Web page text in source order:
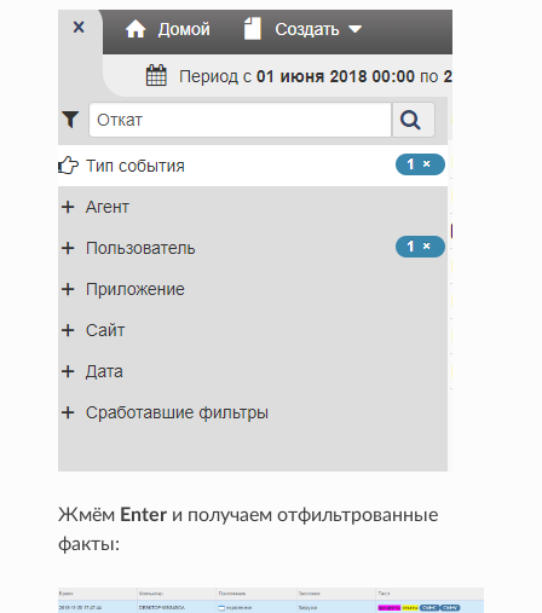
Жмём Enter и получаем отфильтрованные
факты: